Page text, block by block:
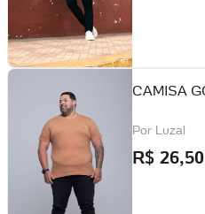
Por Luzal
R$ 26,50